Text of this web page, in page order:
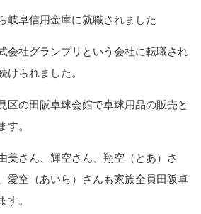
岐阜信用金庫に就職されました
会社グランプリという会社に転職され
けられました。
区の田阪卓球会館で卓球用品の販売と
す。
美さん、輝空さん、翔空（とあ）さ
愛空（あいら）さんも家族全員田阪卓
す。